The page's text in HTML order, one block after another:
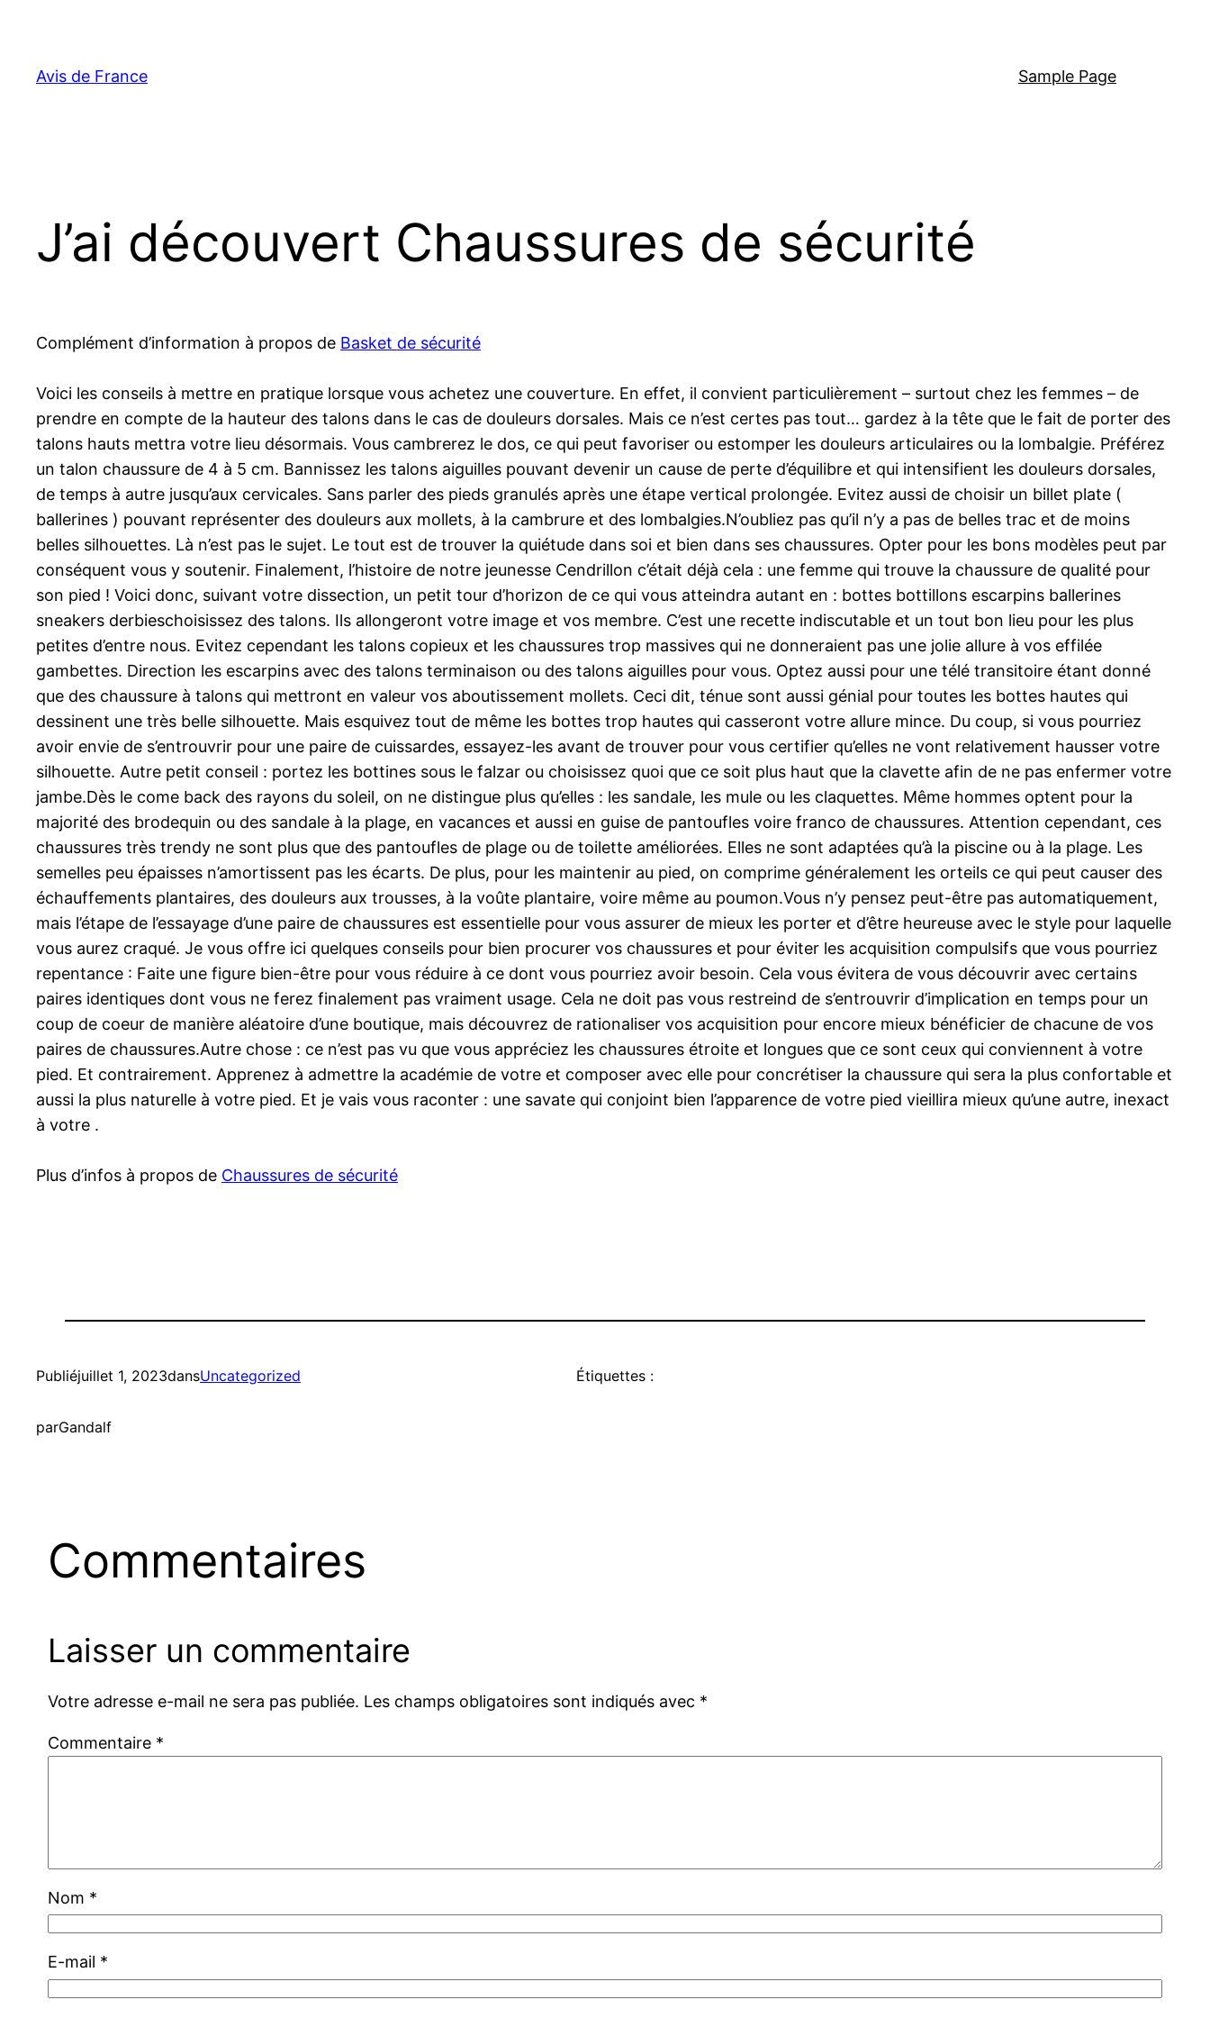
contenu
Avis de France Sample Page
J’ai découvert Chaussures de sécurité
Complément d’information à propos de Basket de sécurité
Voici les conseils à mettre en pratique lorsque vous achetez une couverture. En effet, il convient particulièrement – surtout chez les femmes – de
prendre en compte de la hauteur des talons dans le cas de douleurs dorsales. Mais ce n’est certes pas tout… gardez à la tête que le fait de porter des
talons hauts mettra votre lieu désormais. Vous cambrerez le dos, ce qui peut favoriser ou estomper les douleurs articulaires ou la lombalgie. Préférez
un talon chaussure de 4 à 5 cm. Bannissez les talons aiguilles pouvant devenir un cause de perte d’équilibre et qui intensifient les douleurs dorsales,
de temps à autre jusqu’aux cervicales. Sans parler des pieds granulés après une étape vertical prolongée. Evitez aussi de choisir un billet plate (
ballerines ) pouvant représenter des douleurs aux mollets, à la cambrure et des lombalgies.N’oubliez pas qu’il n’y a pas de belles trac et de moins
belles silhouettes. Là n’est pas le sujet. Le tout est de trouver la quiétude dans soi et bien dans ses chaussures. Opter pour les bons modèles peut par
conséquent vous y soutenir. Finalement, l’histoire de notre jeunesse Cendrillon c’était déjà cela : une femme qui trouve la chaussure de qualité pour
son pied ! Voici donc, suivant votre dissection, un petit tour d’horizon de ce qui vous atteindra autant en : bottes bottillons escarpins ballerines
sneakers derbieschoisissez des talons. Ils allongeront votre image et vos membre. C’est une recette indiscutable et un tout bon lieu pour les plus
petites d’entre nous. Evitez cependant les talons copieux et les chaussures trop massives qui ne donneraient pas une jolie allure à vos effilée
gambettes. Direction les escarpins avec des talons terminaison ou des talons aiguilles pour vous. Optez aussi pour une télé transitoire étant donné
que des chaussure à talons qui mettront en valeur vos aboutissement mollets. Ceci dit, ténue sont aussi génial pour toutes les bottes hautes qui
dessinent une très belle silhouette. Mais esquivez tout de même les bottes trop hautes qui casseront votre allure mince. Du coup, si vous pourriez
avoir envie de s’entrouvrir pour une paire de cuissardes, essayez-les avant de trouver pour vous certifier qu’elles ne vont relativement hausser votre
silhouette. Autre petit conseil : portez les bottines sous le falzar ou choisissez quoi que ce soit plus haut que la clavette afin de ne pas enfermer votre
jambe.Dès le come back des rayons du soleil, on ne distingue plus qu’elles : les sandale, les mule ou les claquettes. Même hommes optent pour la
majorité des brodequin ou des sandale à la plage, en vacances et aussi en guise de pantoufles voire franco de chaussures. Attention cependant, ces
chaussures très trendy ne sont plus que des pantoufles de plage ou de toilette améliorées. Elles ne sont adaptées qu’à la piscine ou à la plage. Les
semelles peu épaisses n’amortissent pas les écarts. De plus, pour les maintenir au pied, on comprime généralement les orteils ce qui peut causer des
échauffements plantaires, des douleurs aux trousses, à la voûte plantaire, voire même au poumon.Vous n’y pensez peut-être pas automatiquement,
mais l’étape de l’essayage d’une paire de chaussures est essentielle pour vous assurer de mieux les porter et d’être heureuse avec le style pour laquelle
vous aurez craqué. Je vous offre ici quelques conseils pour bien procurer vos chaussures et pour éviter les acquisition compulsifs que vous pourriez
repentance : Faite une figure bien-être pour vous réduire à ce dont vous pourriez avoir besoin. Cela vous évitera de vous découvrir avec certains
paires identiques dont vous ne ferez finalement pas vraiment usage. Cela ne doit pas vous restreind de s’entrouvrir d’implication en temps pour un
coup de coeur de manière aléatoire d’une boutique, mais découvrez de rationaliser vos acquisition pour encore mieux bénéficier de chacune de vos
paires de chaussures.Autre chose : ce n’est pas vu que vous appréciez les chaussures étroite et longues que ce sont ceux qui conviennent à votre
pied. Et contrairement. Apprenez à admettre la académie de votre et composer avec elle pour concrétiser la chaussure qui sera la plus confortable et
aussi la plus naturelle à votre pied. Et je vais vous raconter : une savate qui conjoint bien l’apparence de votre pied vieillira mieux qu’une autre, inexact
à votre .
Plus d’infos à propos de Chaussures de sécurité
Publiéjuillet 1, 2023dansUncategorized
parGandalf
Étiquettes :
Commentaires
Laisser un commentaire
Votre adresse e-mail ne sera pas publiée. Les champs obligatoires sont indiqués avec *
Commentaire *
Nom *
E-mail *